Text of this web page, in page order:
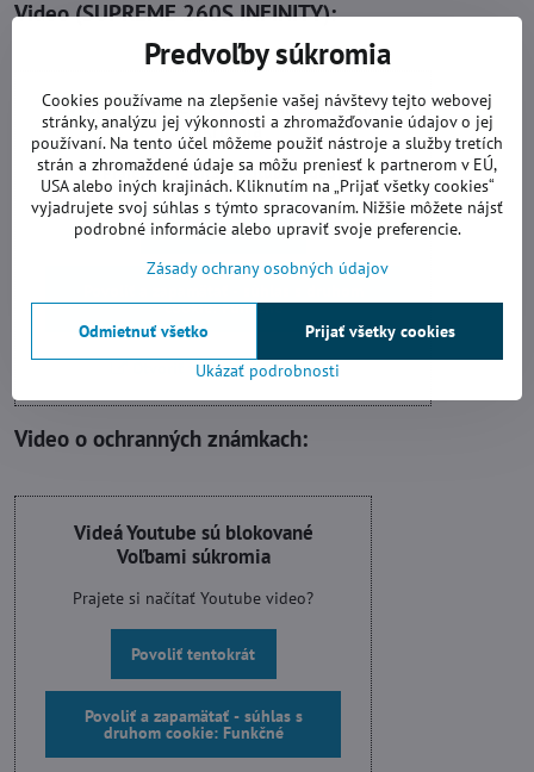
Video(SUPREME260SINFINITY):
Videá Youtube sú blokované Voľbami
súkromia
Prajete si načítať Youtube video?
Povoliť tentokrát
cookie: Funkčné
Otvoriť video v novom okne
Video o ochranných známkach:
Videá Youtube sú blokované
Voľbami súkromia
Prajete si načítať Youtube video?
Povoliť tentokrát
Povoliť a zapamätať - súhlas s
druhom cookie: Funkčné
Predvoľby súkromia
Cookies používame na zlepšenie vašej návštevy tejto webovej
stránky, analýzu jej výkonnosti a zhromažďovanie údajov o jej
používaní. Na tento účel môžeme použiť nástroje a služby tretích
strán a zhromaždené údaje sa môžu preniesť k partnerom v EÚ,
USA alebo iných krajinách. Kliknutím na „Prijať všetky cookies“
vyjadrujete svoj súhlas s týmto spracovaním. Nižšie môžete nájsť
podrobné informácie alebo upraviť svoje preferencie.
Zásady ochrany osobných údajov
Ukázať podrobnosti
Prijať všetky cookies
Odmietnuť všetko